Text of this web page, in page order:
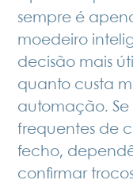
sempre é
moedeiro
decisão mais
quanto custa
automação. Se
frequentes de
fecho,
confirmar